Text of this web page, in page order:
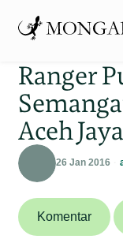
Ranger
Aceh Jaya
26 Jan 2016
Komentar